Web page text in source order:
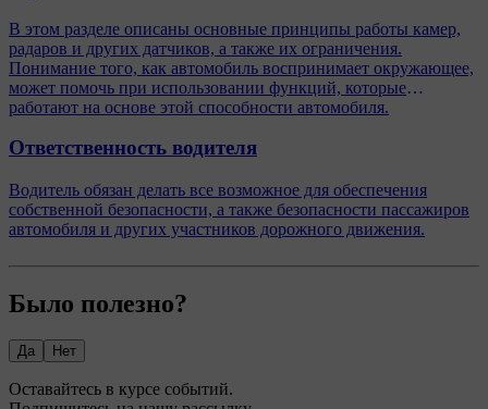
В этом разделе описаны основные принципы работы камер,
радаров и других датчиков, а также их ограничения.
Понимание того, как автомобиль воспринимает окружающее,
может помочь при использовании функций, которые
работают на основе этой способности автомобиля.
Ответственность водителя
Водитель обязан делать все возможное для обеспечения
собственной безопасности, а также безопасности пассажиров
автомобиля и других участников дорожного движения.
Было полезно?
Да Нет